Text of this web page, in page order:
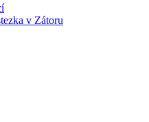
v Zátoru